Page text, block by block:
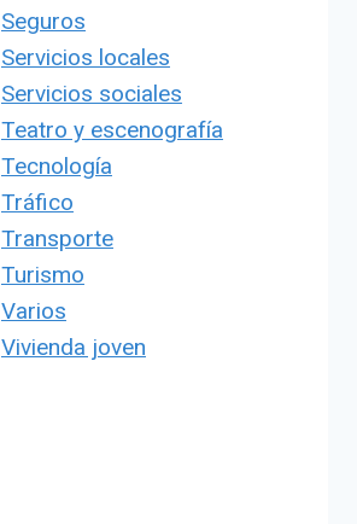
Seguros
Servicios locales
Servicios sociales
Teatro y escenografía
Tecnología
Tráfico
Transporte
Turismo
Varios
Vivienda joven